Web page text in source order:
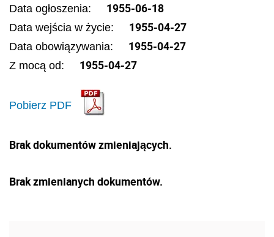
Data ogłoszenia: 1955-06-18
Data wejścia w życie: 1955-04-27
Data obowiązywania: 1955-04-27
Z mocą od: 1955-04-27
Pobierz PDF
Brak dokumentów zmieniających.
Brak zmienianych dokumentów.